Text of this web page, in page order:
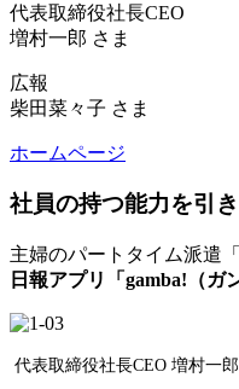
代表取締役社長CEO
増村一郎 さま
広報
柴田菜々子 さま
ホームページ
社員の持つ能力を引
主婦のパートタイム派遣
日報アプリ「gamba!（ガ
代表取締役社長CEO 増村一